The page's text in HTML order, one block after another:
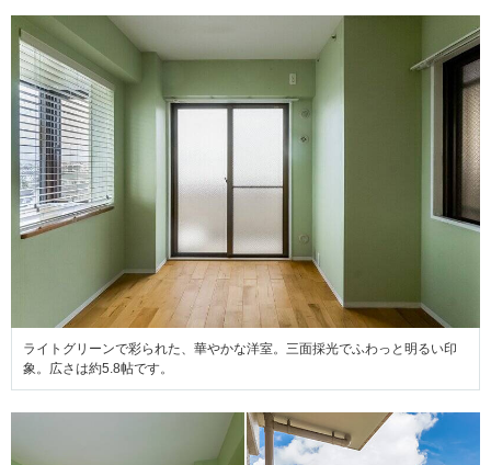
ライトグリーンで彩られた、華やかな洋室。三面採光でふわっと明るい印
象。広さは約5.8帖です。